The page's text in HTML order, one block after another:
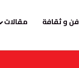
فن و ثقافة مقالات